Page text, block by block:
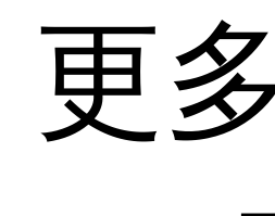
更